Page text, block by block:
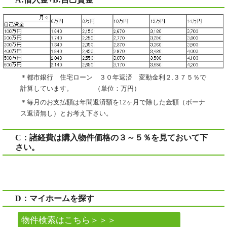
＊都市銀行 住宅ローン ３０年返済 変動金利２.３７５％で
計算しています。 （単位：万円）
＊毎月のお支払額は年間返済額を12ヶ月で除した金額（ボーナ
ス返済無し）とお考え下さい。
C：諸経費は購入物件価格の３～５％を見ておいて下
さい。
D：マイホームを探す
物件検索はこちら＞＞＞